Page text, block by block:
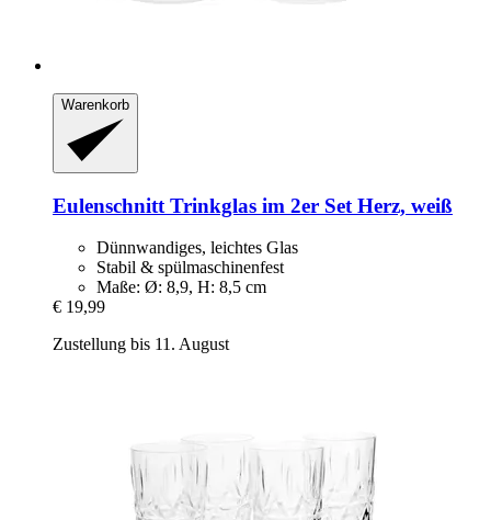
Warenkorb
Eulenschnitt Trinkglas im 2er Set Herz, weiß
Dünnwandiges, leichtes Glas
Stabil & spülmaschinenfest
Maße: Ø: 8,9, H: 8,5 cm
€ 19,99
Zustellung bis 11. August